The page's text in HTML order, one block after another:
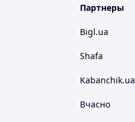
Партнеры
Bigl.ua
Shafa
Kabanchik.ua
Вчасно